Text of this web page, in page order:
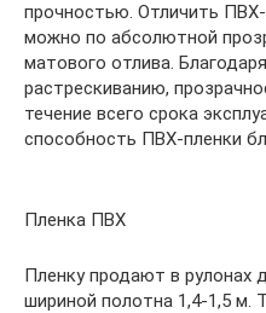
прочностью. Отличить
можно по абсолютной
матового отлива.
растрескиванию,
течение всего срока
способность ПВХ-пленки
Пленка ПВХ
Пленку продают в рулонах
шириной полотна 1,4-1,5 м.